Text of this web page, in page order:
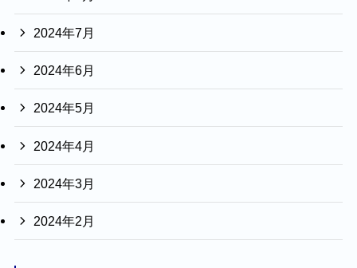
2024年7月
2024年6月
2024年5月
2024年4月
2024年3月
2024年2月